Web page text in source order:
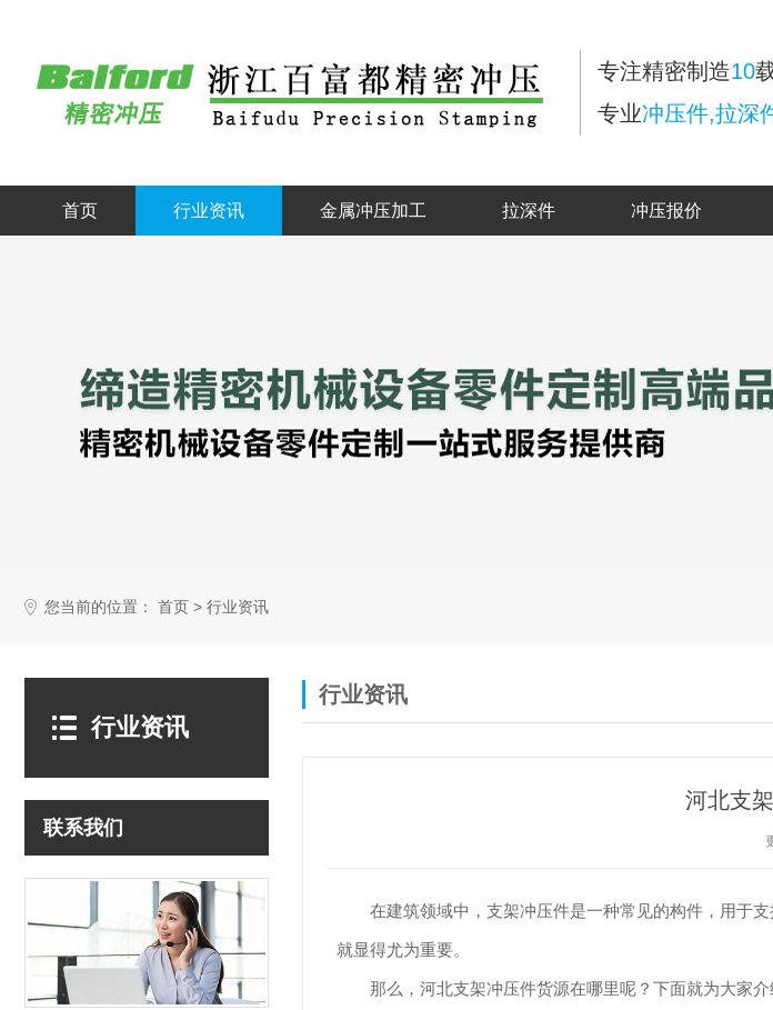
专注精密制造10
专业冲压件,拉深
首页 行业资讯 金属冲压加工 拉深件 冲压报价
您当前的位置： 首页 > 行业资讯
行业资讯
联系我们
行业资讯
河北支
在建筑领域中，支架冲压件是一种常见的构件，用于
就显得尤为重要。
那么，河北支架冲压件货源在哪里呢？下面就为大家介